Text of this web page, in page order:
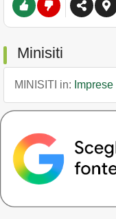
Minisiti
MINISITI in: